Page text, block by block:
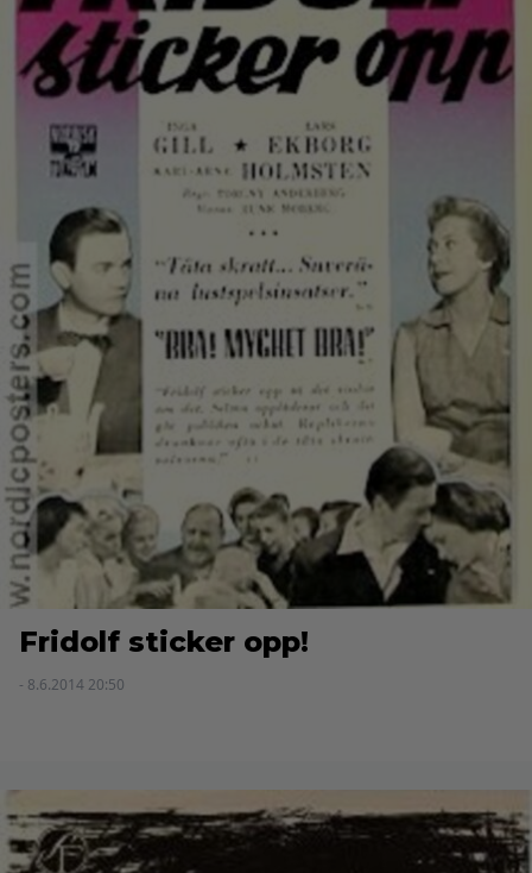
Fridolf sticker opp!
- 8.6.2014 20:50